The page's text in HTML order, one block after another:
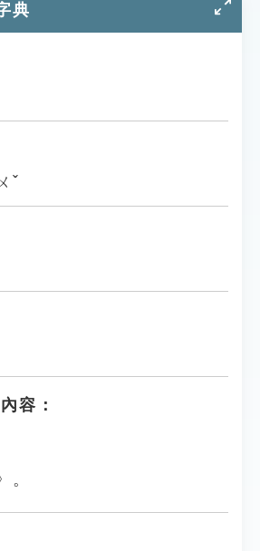
典
ˇ
容：
。